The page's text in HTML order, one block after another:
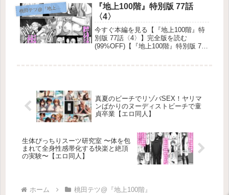
ル 地獄か、それとも天国か――。巨
大な塔「バベルダ...
桃田テツ@『地上100階』
『地上100階』特別版 77話
〈4〉
今すぐ本編を見る【『地上100階』特
別版 77話〈4〉】完全版を読む
(99%OFF)【『地上100階』特別版 77
真夏のビーチでリゾバSEX！ヤリマ
ンばかりのヌーディストビーチで童
貞卒業【エロ同人】
生体ぴっちりスーツ研究室 〜体を包
まれて全身性感帯化する快楽と絶頂
の実験〜【エロ同人】
ホーム 桃田テツ@『地上100階』